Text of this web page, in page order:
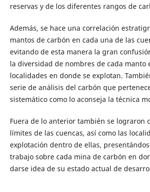
reservas y de los diferentes rangos de
Además, se hace una correlación
mantos de carbón en cada una de las
evitando de esta manera la gran
la diversidad de nombres de cada manto
localidades en donde se explotan.
serie de análisis del carbón que
sistemático como lo aconseja la técnica
Fuera de lo anterior también se lograron
límites de las cuencas, así como las
explotación dentro de ellas,
trabajo sobre cada mina de carbón en
darse idea de su estado actual de